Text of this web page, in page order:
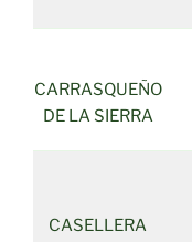
CARRASQUEÑO
DE LA SIERRA
CASELLERA